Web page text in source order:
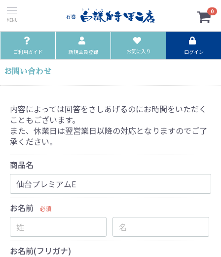
ご利用ガイド 新規会員登録 お気に入り ログイン
0
お問い合わせ
内容によっては回答をさしあげるのにお時間をいただく
こともございます。
また、休業日は翌営業日以降の対応となりますのでご了
承ください。
商品名
お名前 必須
お名前(フリガナ)